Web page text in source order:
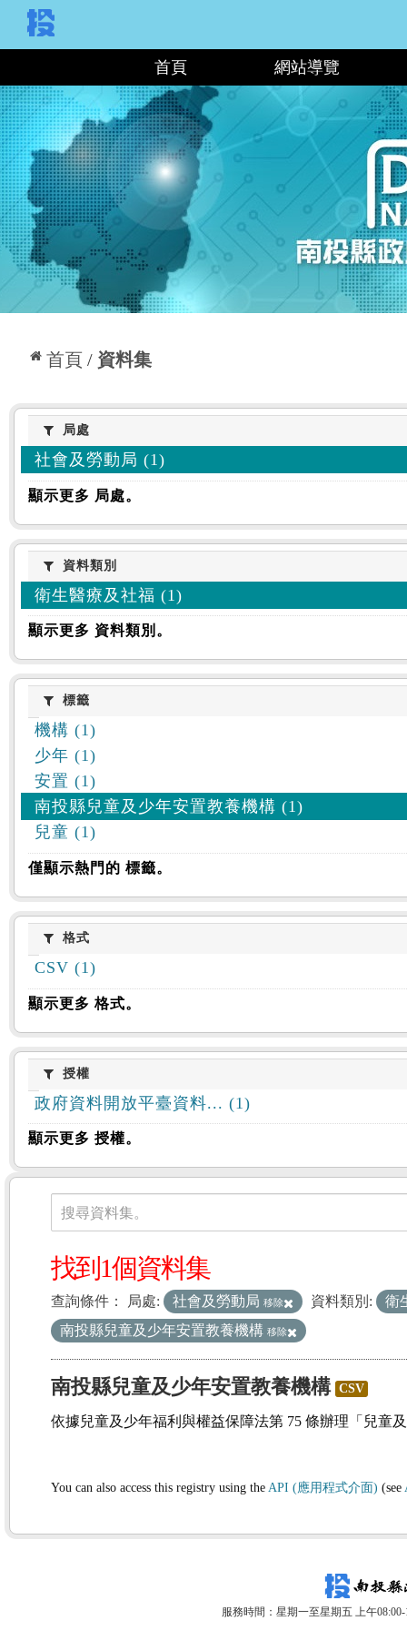
首頁 網站導覽
首頁 資料集
:::
局處局處
社會及勞動局 (1)
顯示更多 局處。
資料類別
資料類別
衛生醫療及社福 (1)
顯示更多 資料類別。
標籤標籤
機構 (1)
少年 (1)
安置 (1)
南投縣兒童及少年安置教養機構 (1)
兒童 (1)
僅顯示熱門的 標籤。
格式格式
CSV (1)
顯示更多 格式。
授權授權
政府資料開放平臺資料... (1)
顯示更多 授權。
資料集
搜尋資料集。
找到1個資料集
查詢條件： 局處: 社會及勞動局 移除 資料類別:
衛
南投縣兒童及少年安置教養機構 移除
南投縣兒童及少年安置教養機構 CSV
依據兒童及少年福利與權益保障法第 75 條辦理「兒童
You can also access this registry using the API (應用程式介面) (see
服務時間：星期一至星期五 上午